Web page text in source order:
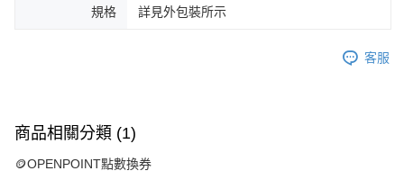
規格 詳見外包裝所示
客服
商品相關分類 (1)
🪙OPENPOINT點數換券